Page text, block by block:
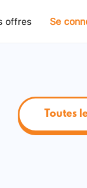
offres Se
Toutes